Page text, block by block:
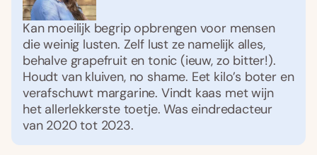
Kan moeilijk begrip opbrengen voor mensen
die weinig lusten. Zelf lust ze namelijk alles,
behalve grapefruit en tonic (ieuw, zo bitter!).
Houdt van kluiven, no shame. Eet kilo’s boter en
verafschuwt margarine. Vindt kaas met wijn
het allerlekkerste toetje. Was eindredacteur
van 2020 tot 2023.